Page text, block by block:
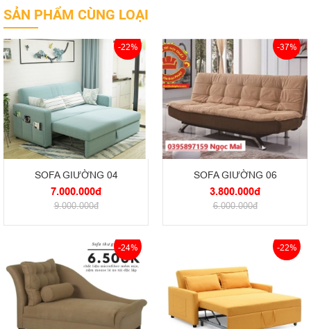
SẢN PHẨM CÙNG LOẠI
-22%
SOFA GIƯỜNG 04
7.000.000đ
9.000.000đ
-37%
SOFA GIƯỜNG 06
3.800.000đ
6.000.000đ
-24% -22%